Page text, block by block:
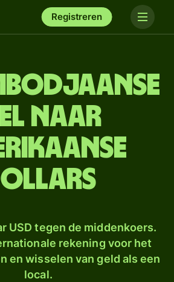
Registreren
naar
USD tegen de middenkoers.
rekening voor het
en wisselen van geld als een
local.